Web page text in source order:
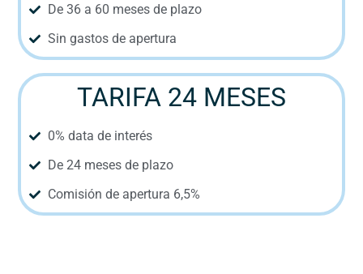
De 36 a 60 meses de plazo
Sin gastos de apertura
TARIFA 24 MESES
0% data de interés
De 24 meses de plazo
Comisión de apertura 6,5%